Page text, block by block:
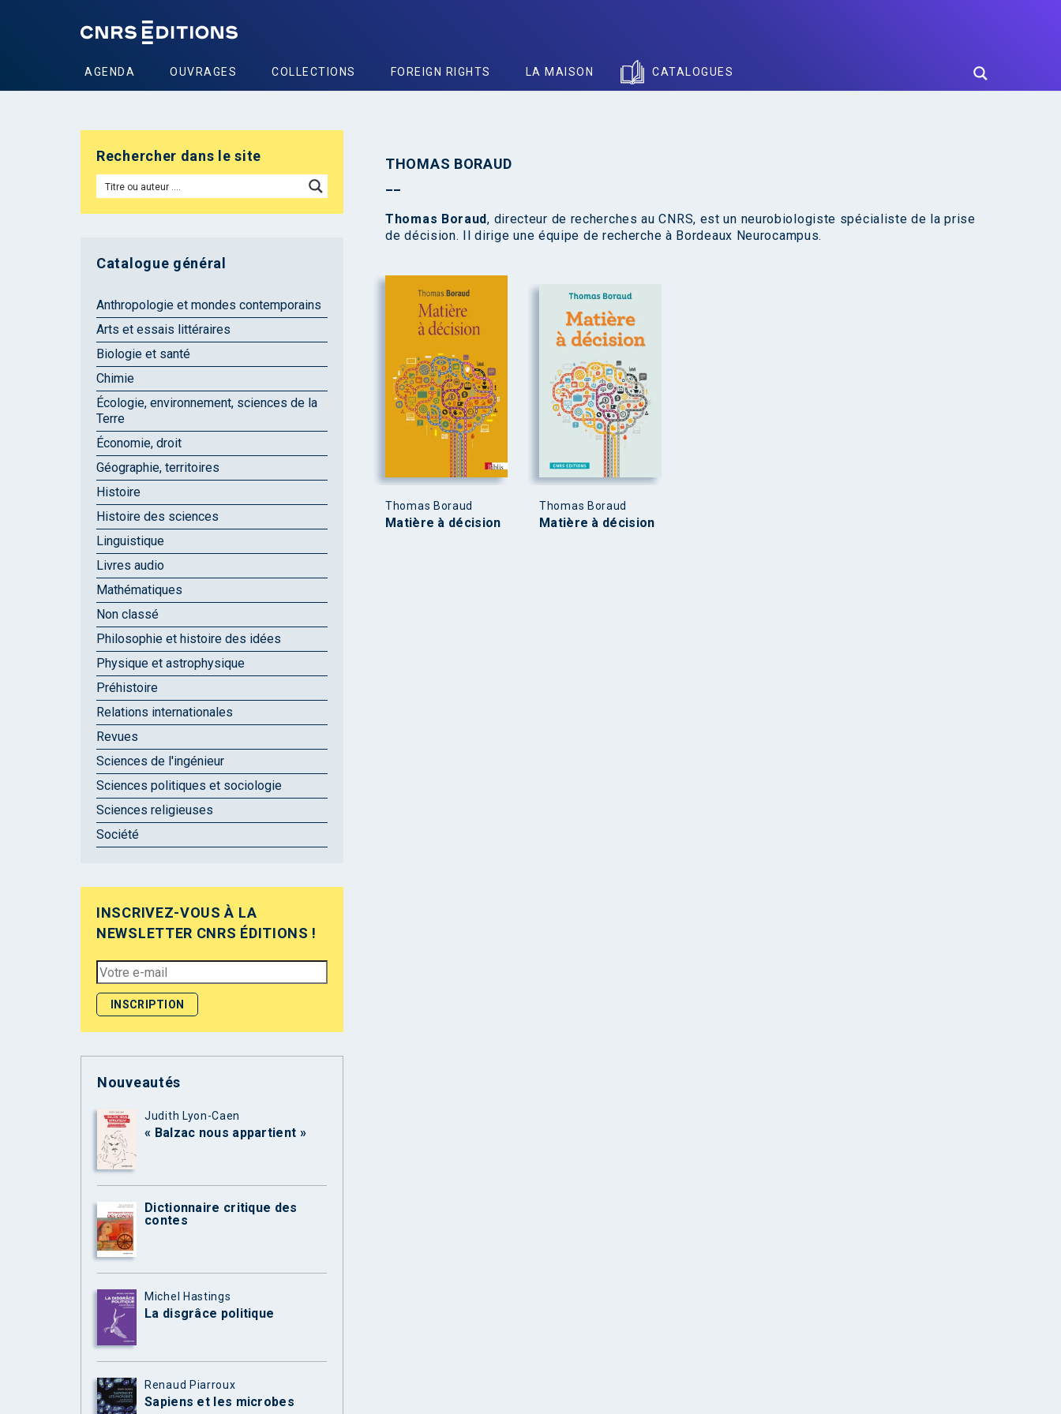
AGENDA OUVRAGES COLLECTIONS FOREIGN RIGHTS LA MAISON CATALOGUES
THOMAS BORAUD
Thomas Boraud, directeur de recherches au CNRS, est un neurobiologiste spécialiste de la prise
de décision. Il dirige une équipe de recherche à Bordeaux Neurocampus.
Thomas Boraud
Matière à décision
Thomas Boraud
Matière à décision
Rechercher dans le site
Catalogue général
Anthropologie et mondes contemporains
Arts et essais littéraires
Biologie et santé
Chimie
Écologie, environnement, sciences de la
Terre
Économie, droit
Géographie, territoires
Histoire
Histoire des sciences
Linguistique
Livres audio
Mathématiques
Non classé
Philosophie et histoire des idées
Physique et astrophysique
Préhistoire
Relations internationales
Revues
Sciences de l'ingénieur
Sciences politiques et sociologie
Sciences religieuses
Société
INSCRIVEZ-VOUS À LA
NEWSLETTER CNRS ÉDITIONS !
Nouveautés
Judith Lyon-Caen
« Balzac nous appartient »
Dictionnaire critique des
contes
Michel Hastings
La disgrâce politique
Renaud Piarroux
Sapiens et les microbes